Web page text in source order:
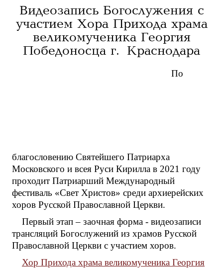
Видеозапись Богослужения с
участием Хора Прихода храма
великомученика Георгия
Победоносца г. Краснодара
По
благословению Святейшего Патриарха
Московского и всея Руси Кирилла в 2021 году
проходит Патриарший Международный
фестиваль «Свет Христов» среди архиерейских
хоров Русской Православной Церкви.
Первый этап – заочная форма - видеозаписи
трансляций Богослужений из храмов Русской
Православной Церкви с участием хоров.
Хор Прихода храма великомученика Георгия